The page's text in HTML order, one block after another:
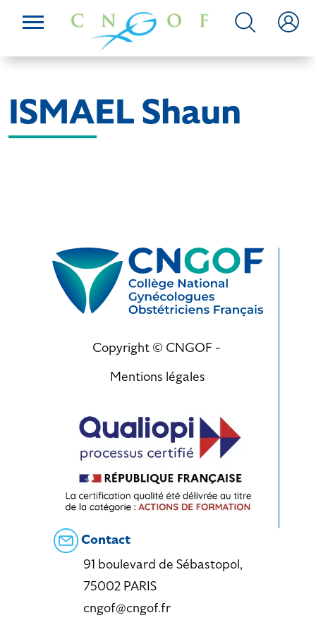
ISMAEL Shaun
Copyright © CNGOF -
Mentions légales
Contact
91 boulevard de Sébastopol,
75002 PARIS
cngof@cngof.fr